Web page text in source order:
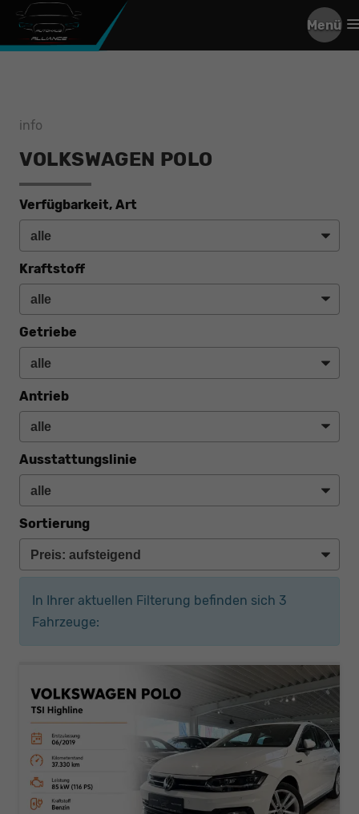
Menü
info
VOLKSWAGEN POLO
Verfügbarkeit, Art
Kraftstoff
Getriebe
Antrieb
Ausstattungslinie
Sortierung
In Ihrer aktuellen Filterung befinden sich 3
Fahrzeuge: